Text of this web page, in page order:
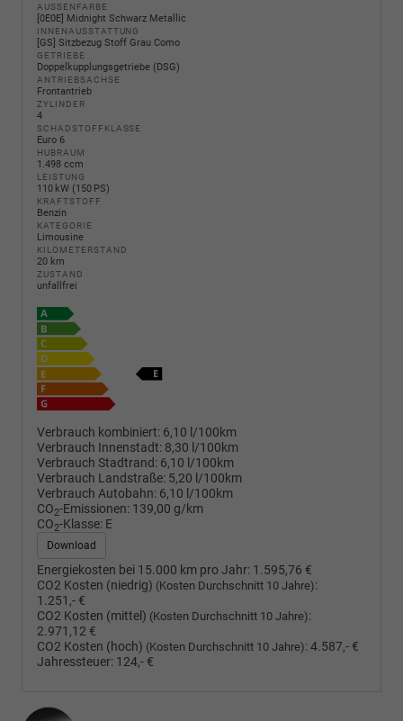
AUSSENFARBE
[0E0E] Midnight Schwarz Metallic
INNENAUSSTATTUNG
[GS] Sitzbezug Stoff Grau Como
GETRIEBE
Doppelkupplungsgetriebe (DSG)
ANTRIEBSACHSE
Frontantrieb
ZYLINDER
4
SCHADSTOFFKLASSE
Euro 6
HUBRAUM
1.498 ccm
LEISTUNG
110 kW (150 PS)
KRAFTSTOFF
Benzin
KATEGORIE
Limousine
KILOMETERSTAND
20 km
ZUSTAND
unfallfrei
Verbrauch kombiniert: 6,10 l/100km
Verbrauch Innenstadt: 8,30 l/100km
Verbrauch Stadtrand: 6,10 l/100km
Verbrauch Landstraße: 5,20 l/100km
Verbrauch Autobahn: 6,10 l/100km
CO2-Emissionen: 139,00 g/km
CO2-Klasse: E
Download
Energiekosten bei 15.000 km pro Jahr: 1.595,76 €
CO2 Kosten (niedrig) (Kosten Durchschnitt 10 Jahre):
1.251,- €
CO2 Kosten (mittel) (Kosten Durchschnitt 10 Jahre):
2.971,12 €
CO2 Kosten (hoch) (Kosten Durchschnitt 10 Jahre):4.587,- €
Jahressteuer: 124,- €